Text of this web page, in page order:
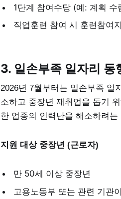
1단계 참여수당 (예: 계획
직업훈련 참여 시 훈련참여
3. 일손부족 일자리
2026년 7월부터는 일손부족 일
소하고 중장년 재취업을 돕기
한 업종의 인력난을 해소하려는
지원 대상 중장년 (근로자)
만 50세 이상 중장년
고용노동부 또는 관련 기관